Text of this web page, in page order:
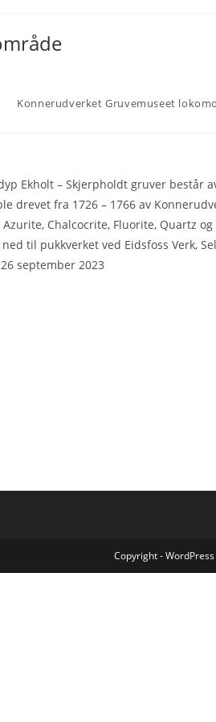
Konnerudverket Gruvemuseet
Ekholt – Skjerpholdt gruver består
drevet fra 1726 – 1766 av
Chalcocrite, Fluorite, Quartz
til pukkverket ved Eidsfoss Verk,
september 2023
Copyright -